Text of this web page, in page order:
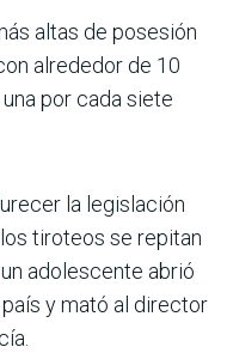
altas de posesión
alrededor de 10
por cada siete
la legislación
tiroteos se repitan
adolescente abrió
y mató al director